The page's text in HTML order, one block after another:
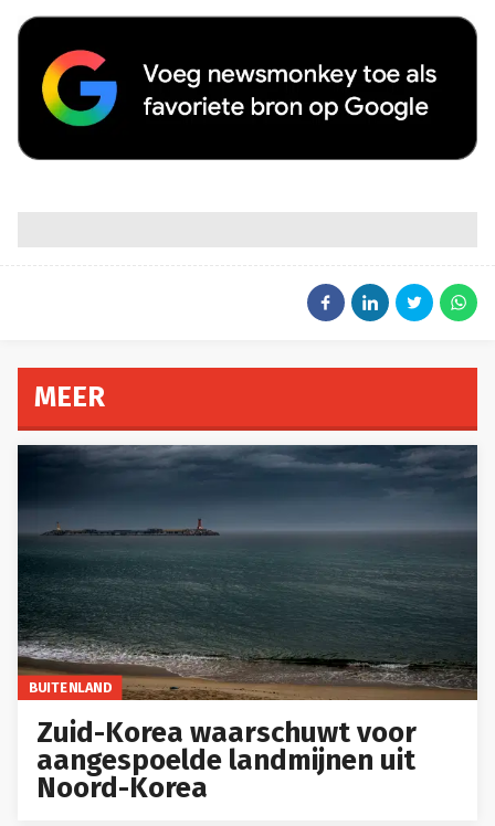
MEER
BUITENLAND
Zuid-Korea waarschuwt voor
aangespoelde landmijnen uit
Noord-Korea